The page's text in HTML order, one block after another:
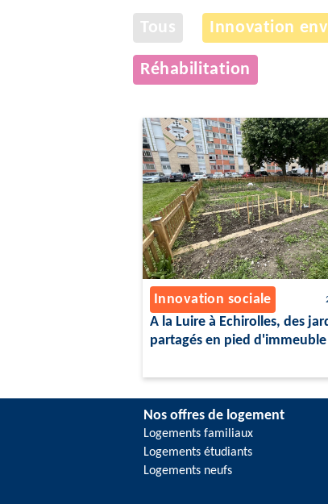
Tous Innovation
Réhabilitation
Innovation sociale
A la Luire à Echirolles, des
partagés en pied d'immeuble
Nos offres de logement
Logements familiaux
Logements étudiants
Logements neufs